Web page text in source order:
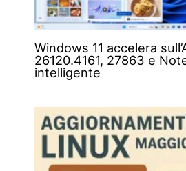
Windows 11 accelera
26120.4161, 27863 e
intelligente